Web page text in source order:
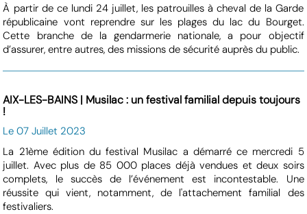
À partir de ce lundi 24 juillet, les patrouilles à cheval de la Garde
républicaine vont reprendre sur les plages du lac du Bourget.
Cette branche de la gendarmerie nationale, a pour objectif
d’assurer, entre autres, des missions de sécurité auprès du public.
AIX-LES-BAINS | Musilac : un festival familial depuis toujours
!
Le 07 Juillet 2023
La 21ème édition du festival Musilac a démarré ce mercredi 5
juillet. Avec plus de 85 000 places déjà vendues et deux soirs
complets, le succès de l’événement est incontestable. Une
réussite qui vient, notamment, de l'attachement familial des
festivaliers.